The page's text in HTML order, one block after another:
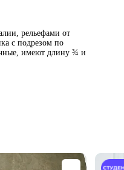
рельефами от
с подрезом по
имеют длину ¾ и